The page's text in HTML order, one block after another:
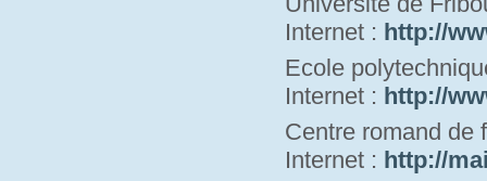
Internet : http://
Ecole
Internet : http://
Centre romand de
Internet : http://